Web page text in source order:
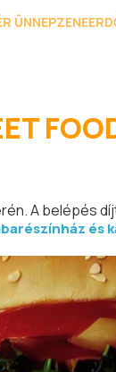
ÜNNEP
A belépés
és